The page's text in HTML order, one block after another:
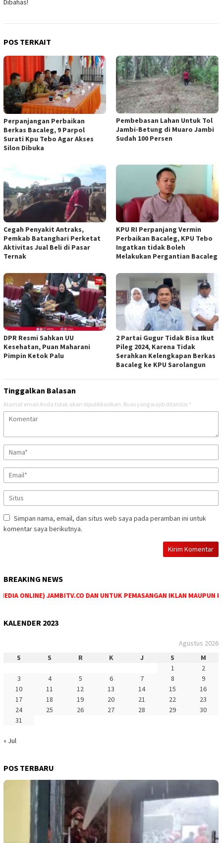
Dibahas!
POS TERKAIT
Perpanjangan Perbaikan
Berkas Bacaleg, 9 Parpol
Surati Kpu Tebo Agar Akses
Silon Dibuka
Pembebasan Lahan Untuk Tol
Jambi-Betung di Muaro Jambi
Sudah 100 Persen
Cegah Penyakit Antraks,
Pemkab Batanghari Perketat
Aktivitas Jual Beli di Pasar
Ternak
KPU RI Perpanjang Vermin
Perbaikan Bacaleg, KPU Tebo
Ingatkan tidak Boleh
Melakukan Pergantian Bacaleg
DPR Resmi Sahkan UU
Kesehatan, Puan Maharani
Pimpin Ketok Palu
2 Partai Gugur Tidak Bisa Ikut
Pileg 2024, Karena Tidak
Serahkan Kelengkapan Berkas
Bacaleg ke KPU Sarolangun
Tinggalkan Balasan
Alamat email Anda tidak akan dipublikasikan. Ruas yang wajib ditandai *
Simpan nama, email, dan situs web saya pada peramban ini untuk
komentar saya berikutnya.
BREAKING NEWS
ONLINE) JAMBITV.CO DAN UNTUK PEMASANGAN IKLAN MAUPUN
KALENDER 2023
Agustus 2026
S
S R K J S
M
1
2
3
4 5 6 7 8
9
10
11 12 13 14 15
16
17
18 19 20 21 22
23
24
25 26 27 28 29
30
31
« Jul
POS TERBARU